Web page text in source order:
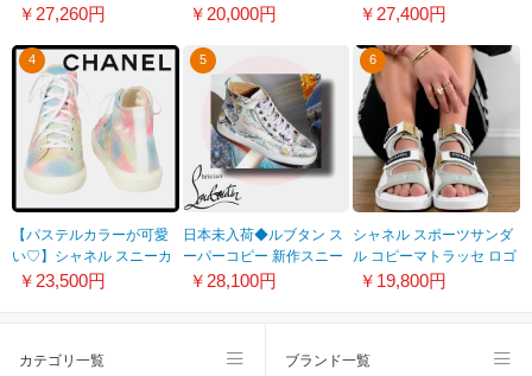
★SB ダンク ハイ アイシ
Porsche 911
DH7683_100
￥27,260円
トサンダル コピー
￥20,000円
ン ルブタン Doracora
￥27,400円
4
【パステルカラーが可愛
い♡】シャネル スニーカ
ー 偽物 G38280 X56403
￥23,500円
5
日本未入荷◆ルブタン ス
ーパーコピー 新作スニー
カー 21072117
￥28,100円
6
シャネル スポーツサンダ
ル コピーマトラッセ ロゴ
G37231 Y55209 K2756
￥19,800円
カテゴリ一覧 ブランド一覧